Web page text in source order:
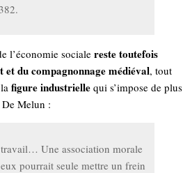
l’économie sociale reste toutefois
et du compagnonnage médiéval, tout
figure industrielle qui s’impose de plus
Melun :
travail… Une association morale
pourrait seule mettre un frein